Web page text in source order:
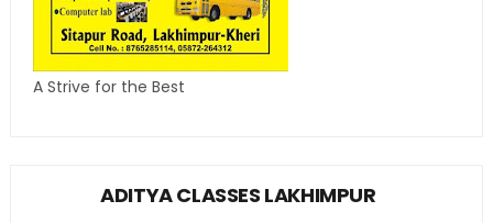
A Strive for the Best
ADITYA CLASSES LAKHIMPUR